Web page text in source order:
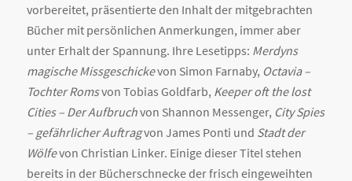
vorbereitet, präsentierte den Inhalt der mitgebrachten
Bücher mit persönlichen Anmerkungen, immer aber
unter Erhalt der Spannung. Ihre Lesetipps: Merdyns
magische Missgeschickevon Simon Farnaby, Octavia –
Tochter Romsvon Tobias Goldfarb, Keeper oft the lost
Cities – Der Aufbruchvon Shannon Messenger, City Spies
– gefährlicher Auftragvon James Ponti und Stadt der
Wölfevon Christian Linker. Einige dieser Titel stehen
bereits in der Bücherschnecke der frisch eingeweihten